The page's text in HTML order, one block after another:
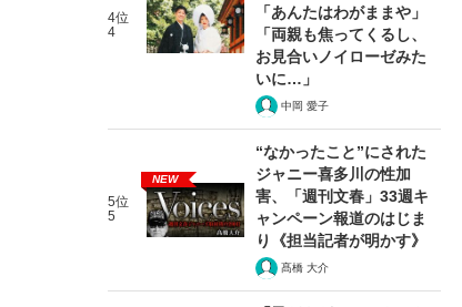
4位
4
「あんたはわがままや」
「両親も焦ってくるし、
お見合いノイローゼみた
いに…」
中岡 愛子
5位
5
NEW
“なかったこと”にされた
ジャニー喜多川の性加
害、「週刊文春」33週キ
ャンペーン報道のはじま
り《担当記者が明かす》
髙橋 大介